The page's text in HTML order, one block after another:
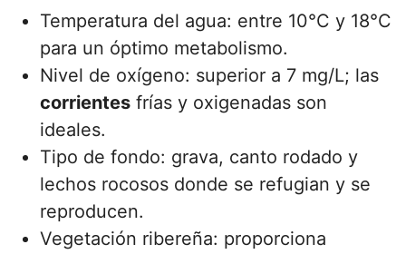
Temperatura del agua: entre 10°C y 18°C
para un óptimo metabolismo.
Nivel de oxígeno: superior a 7 mg/L; las
corrientes frías y oxigenadas son
ideales.
Tipo de fondo: grava, canto rodado y
lechos rocosos donde se refugian y se
reproducen.
Vegetación ribereña: proporciona